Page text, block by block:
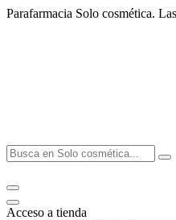
Parafarmacia Solo cosmética.
Acceso a tienda